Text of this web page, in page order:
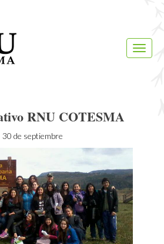
Toggle
Reserva
RNU COTESMA
30 de septiembre